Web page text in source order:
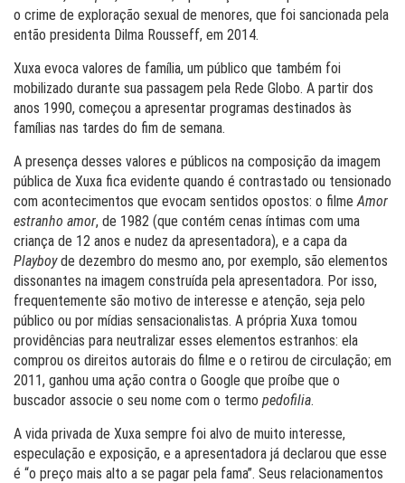
o crime de exploração sexual de menores, que foi sancionada pela
então presidenta Dilma Rousseff, em 2014.
Xuxa evoca valores de família, um público que também foi
mobilizado durante sua passagem pela Rede Globo. A partir dos
anos 1990, começou a apresentar programas destinados às
famílias nas tardes do fim de semana.
A presença desses valores e públicos na composição da imagem
pública de Xuxa fica evidente quando é contrastado ou tensionado
com acontecimentos que evocam sentidos opostos: o filme Amor
estranho amor, de 1982 (que contém cenas íntimas com uma
criança de 12 anos e nudez da apresentadora), e a capa da
Playboyde dezembro do mesmo ano, por exemplo, são elementos
dissonantes na imagem construída pela apresentadora. Por isso,
frequentemente são motivo de interesse e atenção, seja pelo
público ou por mídias sensacionalistas. A própria Xuxa tomou
providências para neutralizar esses elementos estranhos: ela
comprou os direitos autorais do filme e o retirou de circulação; em
2011, ganhou uma ação contra o Google que proíbe que o
buscador associe o seu nome com o termo pedofilia.
A vida privada de Xuxa sempre foi alvo de muito interesse,
especulação e exposição, e a apresentadora já declarou que esse
é “o preço mais alto a se pagar pela fama”. Seus relacionamentos